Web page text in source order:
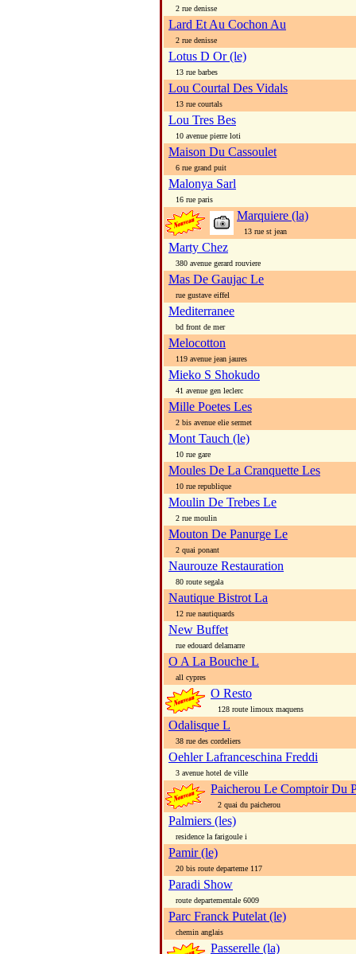
2 rue denisse
Lard Et Au Cochon Au
2 rue denisse
Lotus D Or (le)
13 rue barbes
Lou Courtal Des Vidals
13 rue courtals
Lou Tres Bes
10 avenue pierre loti
Maison Du Cassoulet
6 rue grand puit
Malonya Sarl
16 rue paris
Marquiere (la)
13 rue st jean
Marty Chez
380 avenue gerard rouviere
Mas De Gaujac Le
rue gustave eiffel
Mediterranee
bd front de mer
Melocotton
119 avenue jean jaures
Mieko S Shokudo
41 avenue gen leclerc
Mille Poetes Les
2 bis avenue elie sermet
Mont Tauch (le)
10 rue gare
Moules De La Cranquette Les
10 rue republique
Moulin De Trebes Le
2 rue moulin
Mouton De Panurge Le
2 quai ponant
Naurouze Restauration
80 route segala
Nautique Bistrot La
12 rue nautiquards
New Buffet
rue edouard delamarre
O A La Bouche L
all cypres
O Resto
128 route limoux maquens
Odalisque L
38 rue des cordeliers
Oehler Lafranceschina Freddi
3 avenue hotel de ville
Paicherou Le Comptoir Du
2 quai du paicherou
Palmiers (les)
residence la farigoule i
Pamir (le)
20 bis route departeme 117
Paradi Show
route departementale 6009
Parc Franck Putelat (le)
chemin anglais
Passerelle (la)